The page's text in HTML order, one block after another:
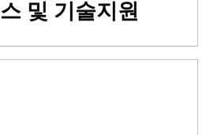
및 기술지원